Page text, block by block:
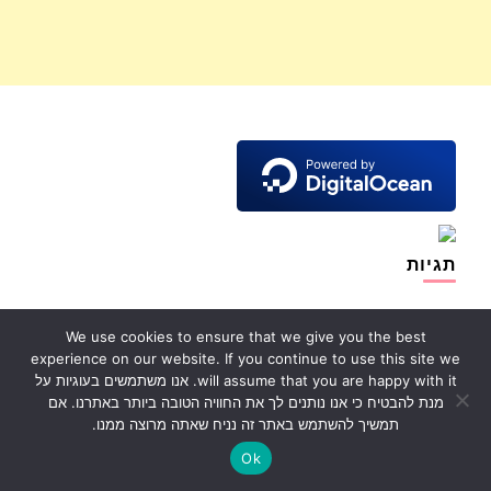
תגיות
Demi Rose EVA QUIALA instagram Irina Voronina Jessika Gotti
Khloë Terae
Lana Rhoades Mia Khalifa Micaela Schäfer
Monica Bellucci RITA ORA XENIA TCHOUMI אוכל אופנה
באינסטגרם
We use cookies to ensure that we give you the best
experience on our website. If you continue to use this site we
will assume that you are happy with it. אנו משתמשים בעוגיות על
מנת להבטיח כי אנו נותנים לך את החוויה הטובה ביותר באתרנו. אם
תמשיך להשתמש באתר זה נניח שאתה מרוצה ממנו.
Ok